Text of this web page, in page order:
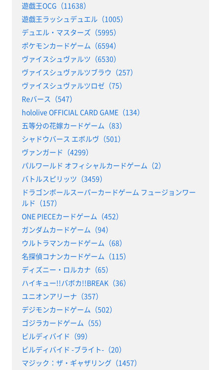
遊戯王OCG（11638）
遊戯王ラッシュデュエル（1005）
デュエル・マスターズ（5995）
ポケモンカードゲーム（6594）
ヴァイスシュヴァルツ（6530）
ヴァイスシュヴァルツブラウ（257）
ヴァイスシュヴァルツロゼ（75）
Reバース（547）
hololive OFFICIAL CARD GAME（134）
五等分の花嫁カードゲーム（83）
シャドウバース エボルヴ（501）
ヴァンガード（4299）
パルワールド オフィシャルカードゲーム（2）
バトルスピリッツ（3459）
ドラゴンボールスーパーカードゲーム フュージョンワー
ルド（157）
ONE PIECEカードゲーム（452）
ガンダムカードゲーム（94）
ウルトラマンカードゲーム（68）
名探偵コナンカードゲーム（115）
ディズニー・ロルカナ（65）
ハイキュー!!バボカ!!BREAK（36）
ユニオンアリーナ（357）
デジモンカードゲーム（502）
ゴジラカードゲーム（55）
ビルディバイド（99）
ビルディバイド -ブライト-（20）
マジック：ザ・ギャザリング（1457）